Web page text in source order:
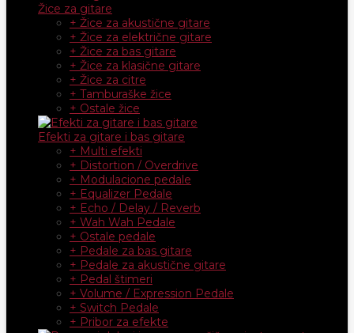
Žice za gitare
+ Žice za akustične gitare
+ Žice za električne gitare
+ Žice za bas gitare
+ Žice za klasične gitare
+ Žice za citre
+ Tamburaške žice
+ Ostale žice
Efekti za gitare i bas gitare
+ Multi efekti
+ Distortion / Overdrive
+ Modulacione pedale
+ Equalizer Pedale
+ Echo / Delay / Reverb
+ Wah Wah Pedale
+ Ostale pedale
+ Pedale za bas gitare
+ Pedale za akustične gitare
+ Pedal štimeri
+ Volume / Expression Pedale
+ Switch Pedale
+ Pribor za efekte